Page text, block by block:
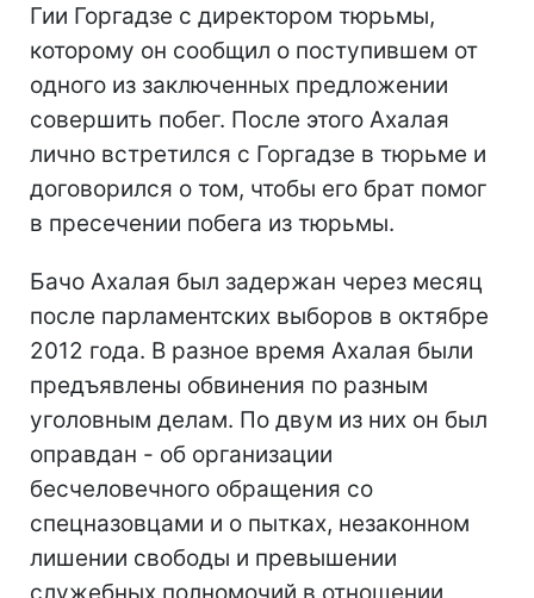
Гии Горгадзе с директором тюрьмы,
которому он сообщил о поступившем от
одного из заключенных предложении
совершить побег. После этого Ахалая
лично встретился с Горгадзе в тюрьме и
договорился о том, чтобы его брат помог
в пресечении побега из тюрьмы.
Бачо Ахалая был задержан через месяц
после парламентских выборов в октябре
2012 года. В разное время Ахалая были
предъявлены обвинения по разным
уголовным делам. По двум из них он был
оправдан - об организации
бесчеловечного обращения со
спецназовцами и о пытках, незаконном
лишении свободы и превышении
служебных полномочий в отношении